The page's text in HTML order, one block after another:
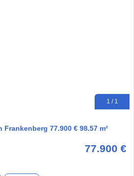
1 / 1
77.900 € 98.57 m²
77.900 €